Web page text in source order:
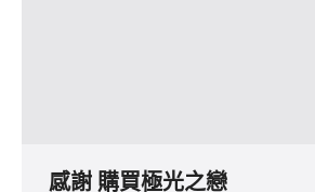
感謝 購買極光之戀